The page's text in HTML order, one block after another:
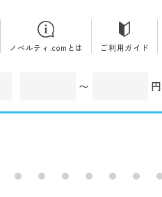
ノベルティ.comとは ご利用ガイド
〜 円